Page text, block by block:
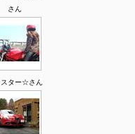
さん
スター☆さん